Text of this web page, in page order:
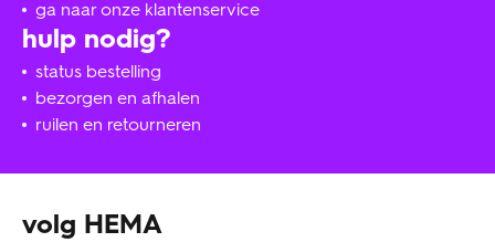
hulp nodig?
status bestelling
bezorgen en afhalen
ruilen en retourneren
ga naar onze klantenservice
volg HEMA